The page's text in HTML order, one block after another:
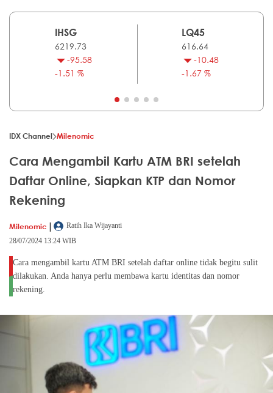
IHSG
6219.73
-95.58
-1.51 %
LQ45
616.64
-10.48
-1.67 %
IDX Channel Milenomic
Cara Mengambil Kartu ATM BRI setelah
Daftar Online, Siapkan KTP dan Nomor
Rekening
Milenomic |
Ratih Ika Wijayanti
28/07/2024 13:24 WIB
Cara mengambil kartu ATM BRI setelah daftar online tidak begitu sulit
dilakukan. Anda hanya perlu membawa kartu identitas dan nomor
rekening.